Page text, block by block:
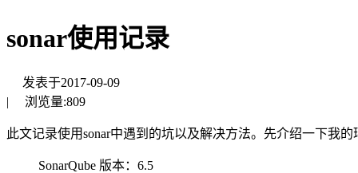
sonar使用记录
发表于2017-09-09
|
浏览量:809
此文记录使用sonar中遇到的坑以及解决方法。先介绍一下我的
SonarQube 版本：6.5